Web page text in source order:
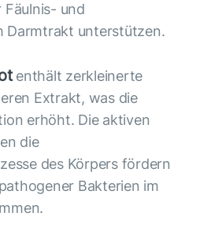
Fäulnis- und
Darmtrakt unterstützen.
enthält zerkleinerte
Extrakt, was die
erhöht. Die aktiven
die
des Körpers fördern
Bakterien im